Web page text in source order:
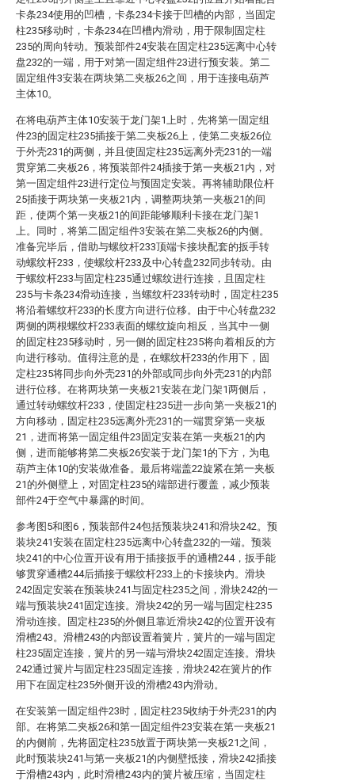
卡条234使用的凹槽，卡条234卡接于凹槽的内部，当固定
柱235移动时，卡条234在凹槽内滑动，用于限制固定柱
235的周向转动。预装部件24安装在固定柱235远离中心转
盘232的一端，用于对第一固定组件23进行预安装。第二
固定组件3安装在两块第二夹板26之间，用于连接电葫芦
主体10。
在将电葫芦主体10安装于龙门架1上时，先将第一固定组
件23的固定柱235插接于第二夹板26上，使第二夹板26位
于外壳231的两侧，并且使固定柱235远离外壳231的一端
贯穿第二夹板26，将预装部件24插接于第一夹板21内，对
第一固定组件23进行定位与预固定安装。再将辅助限位杆
25插接于两块第一夹板21内，调整两块第一夹板21的间
距，使两个第一夹板21的间距能够顺利卡接在龙门架1
上。同时，将第二固定组件3安装在第二夹板26的内侧。
准备完毕后，借助与螺纹杆233顶端卡接块配套的扳手转
动螺纹杆233，使螺纹杆233及中心转盘232同步转动。由
于螺纹杆233与固定柱235通过螺纹进行连接，且固定柱
235与卡条234滑动连接，当螺纹杆233转动时，固定柱235
将沿着螺纹杆233的长度方向进行位移。由于中心转盘232
两侧的两根螺纹杆233表面的螺纹旋向相反，当其中一侧
的固定柱235移动时，另一侧的固定柱235将向着相反的方
向进行移动。值得注意的是，在螺纹杆233的作用下，固
定柱235将同步向外壳231的外部或同步向外壳231的内部
进行位移。在将两块第一夹板21安装在龙门架1两侧后，
通过转动螺纹杆233，使固定柱235进一步向第一夹板21的
方向移动，固定柱235远离外壳231的一端贯穿第一夹板
21，进而将第一固定组件23固定安装在第一夹板21的内
侧，进而能够将第二夹板26安装于龙门架1的下方，为电
葫芦主体10的安装做准备。最后将端盖22旋紧在第一夹板
21的外侧壁上，对固定柱235的端部进行覆盖，减少预装
部件24于空气中暴露的时间。
参考图5和图6，预装部件24包括预装块241和滑块242。预
装块241安装在固定柱235远离中心转盘232的一端。预装
块241的中心位置开设有用于插接扳手的通槽244，扳手能
够贯穿通槽244后插接于螺纹杆233上的卡接块内。滑块
242固定安装在预装块241与固定柱235之间，滑块242的一
端与预装块241固定连接。滑块242的另一端与固定柱235
滑动连接。固定柱235的外侧且靠近滑块242的位置开设有
滑槽243。滑槽243的内部设置着簧片，簧片的一端与固定
柱235固定连接，簧片的另一端与滑块242固定连接。滑块
242通过簧片与固定柱235固定连接，滑块242在簧片的作
用下在固定柱235外侧开设的滑槽243内滑动。
在安装第一固定组件23时，固定柱235收纳于外壳231的内
部。在将第二夹板26和第一固定组件23安装在第一夹板21
的内侧前，先将固定柱235放置于两块第一夹板21之间，
此时预装块241与第一夹板21的内侧壁抵接，滑块242插接
于滑槽243内，此时滑槽243内的簧片被压缩，当固定柱